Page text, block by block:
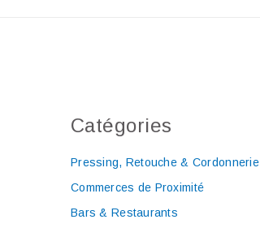
Catégories
Pressing, Retouche & Cordonnerie
Commerces de Proximité
Bars & Restaurants